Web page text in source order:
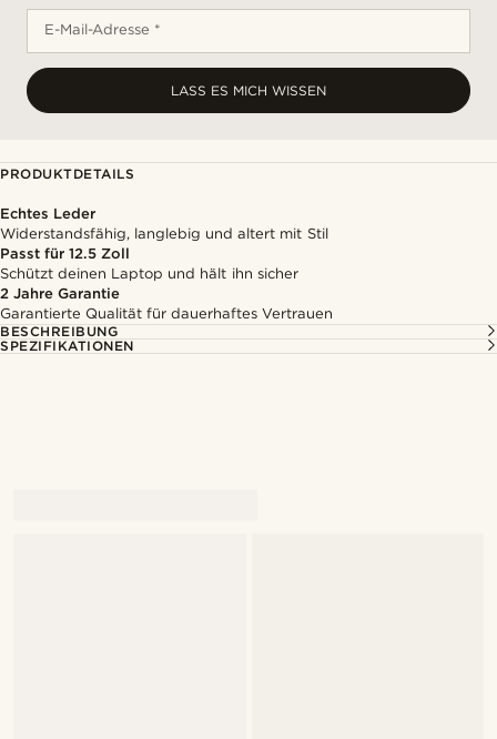
E-Mail-Adresse *
LASS ES MICH WISSEN
PRODUKTDETAILS
Echtes Leder
Widerstandsfähig, langlebig und altert mit Stil
Passt für 12.5 Zoll
Schützt deinen Laptop und hält ihn sicher
2 Jahre Garantie
Garantierte Qualität für dauerhaftes Vertrauen
BESCHREIBUNG
SPEZIFIKATIONEN